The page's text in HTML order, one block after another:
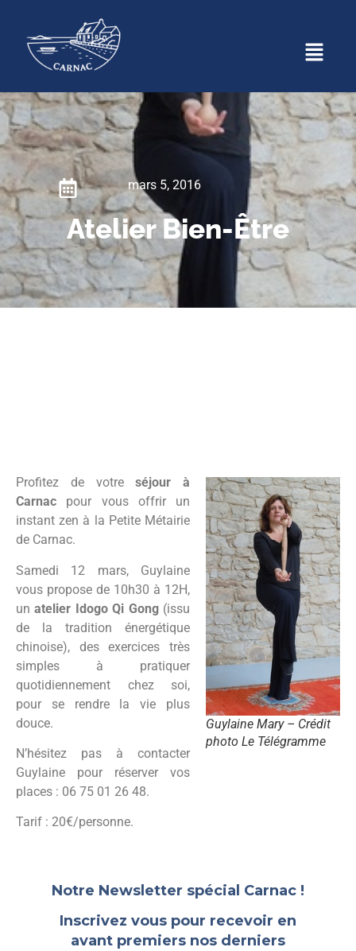
Atelier Bien-Être
mars 5, 2016
Guylaine Mary – Crédit
photo Le Télégramme
Profitez de votreséjour à
Carnac pour vous offrir un
instant zen à la Petite Métairie
de Carnac.
Samedi 12 mars, Guylaine
vous propose de 10h30 à 12H,
unatelier Idogo Qi Gong(issu
de la tradition énergétique
chinoise), des exercices très
simples à pratiquer
quotidiennement chez soi,
pour se rendre la vie plus
douce.
N’hésitez pas à contacter
Guylaine pour réserver vos
places : 06 75 01 26 48.
Tarif : 20€/personne.
Notre Newsletter spécial Carnac !
Inscrivez vous pour recevoir en
avant premiers nos derniers